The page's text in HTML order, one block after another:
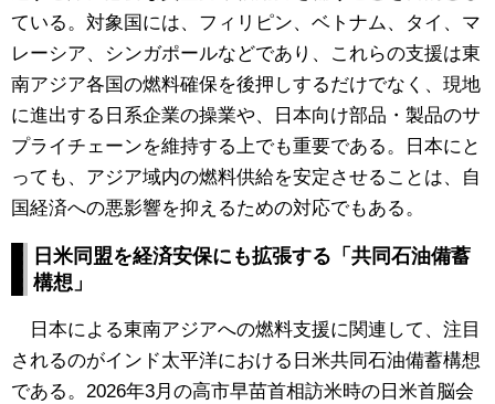
ている。対象国には、フィリピン、ベトナム、タイ、マ
レーシア、シンガポールなどであり、これらの支援は東
南アジア各国の燃料確保を後押しするだけでなく、現地
に進出する日系企業の操業や、日本向け部品・製品のサ
プライチェーンを維持する上でも重要である。日本にと
っても、アジア域内の燃料供給を安定させることは、自
国経済への悪影響を抑えるための対応でもある。
日米同盟を経済安保にも拡張する「共同石油備蓄
構想」
日本による東南アジアへの燃料支援に関連して、注目
されるのがインド太平洋における日米共同石油備蓄構想
である。2026年3月の高市早苗首相訪米時の日米首脳会